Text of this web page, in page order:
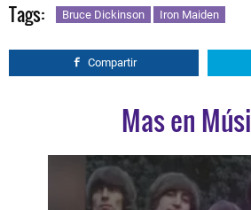
Tags: Bruce Dickinson Iron Maiden
Compartir
Mas en